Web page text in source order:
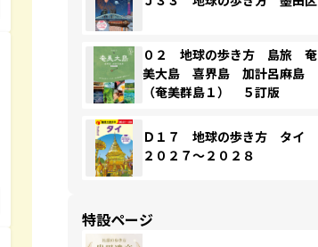
０２ 地球の歩き方 島旅 奄
美大島 喜界島 加計呂麻島
（奄美群島１） ５訂版
Ｄ１７ 地球の歩き方 タイ
２０２７～２０２８
特設ページ